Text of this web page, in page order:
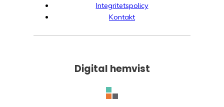
Integritetspolicy
Kontakt
Digital hemvist